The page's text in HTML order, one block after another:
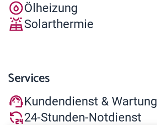
Ölheizung
Solarthermie
Services
Kundendienst & Wartung
24-Stunden-Notdienst